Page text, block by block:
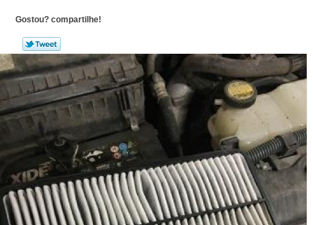
Gostou? compartilhe!